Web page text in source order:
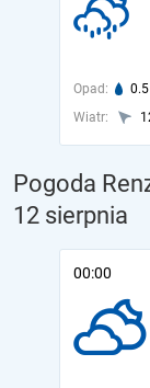
Opad:
Wiatr:
Pogoda
12 sierpnia
00:00